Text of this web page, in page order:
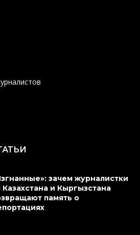
зачем журналистки
Казахстана и Кыргызстана
память о